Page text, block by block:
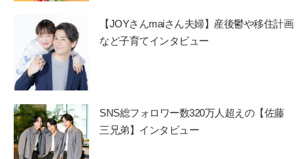
【JOYさんmaiさん夫婦】産後鬱や移住計画
など子育てインタビュー
SNS総フォロワー数320万人超えの【佐藤
三兄弟】インタビュー